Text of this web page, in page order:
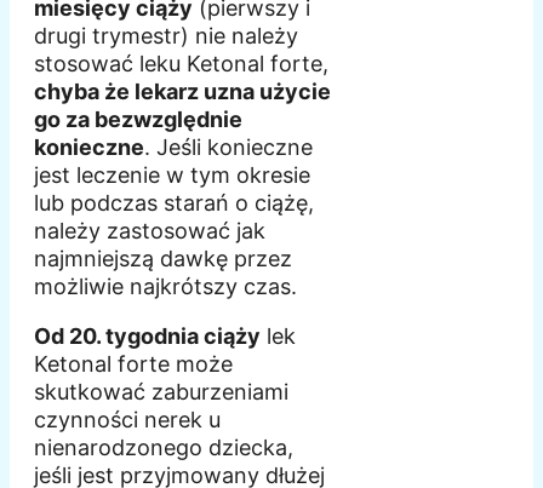
miesięcy ciąży (pierwszy i
drugi trymestr) nie należy
stosować leku Ketonal forte,
chyba że lekarz uzna użycie
go za bezwzględnie
konieczne. Jeśli konieczne
jest leczenie w tym okresie
lub podczas starań o ciążę,
należy zastosować jak
najmniejszą dawkę przez
możliwie najkrótszy czas.
Od 20. tygodnia ciąży lek
Ketonal forte może
skutkować zaburzeniami
czynności nerek u
nienarodzonego dziecka,
jeśli jest przyjmowany dłużej